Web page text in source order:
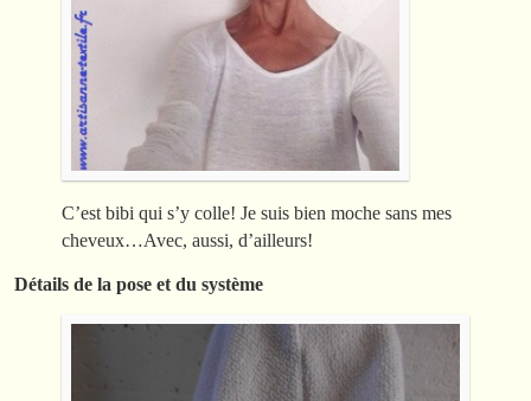
C’est bibi qui s’y colle! Je suis bien moche sans mes
cheveux…Avec, aussi, d’ailleurs!
Détails de la pose et du système